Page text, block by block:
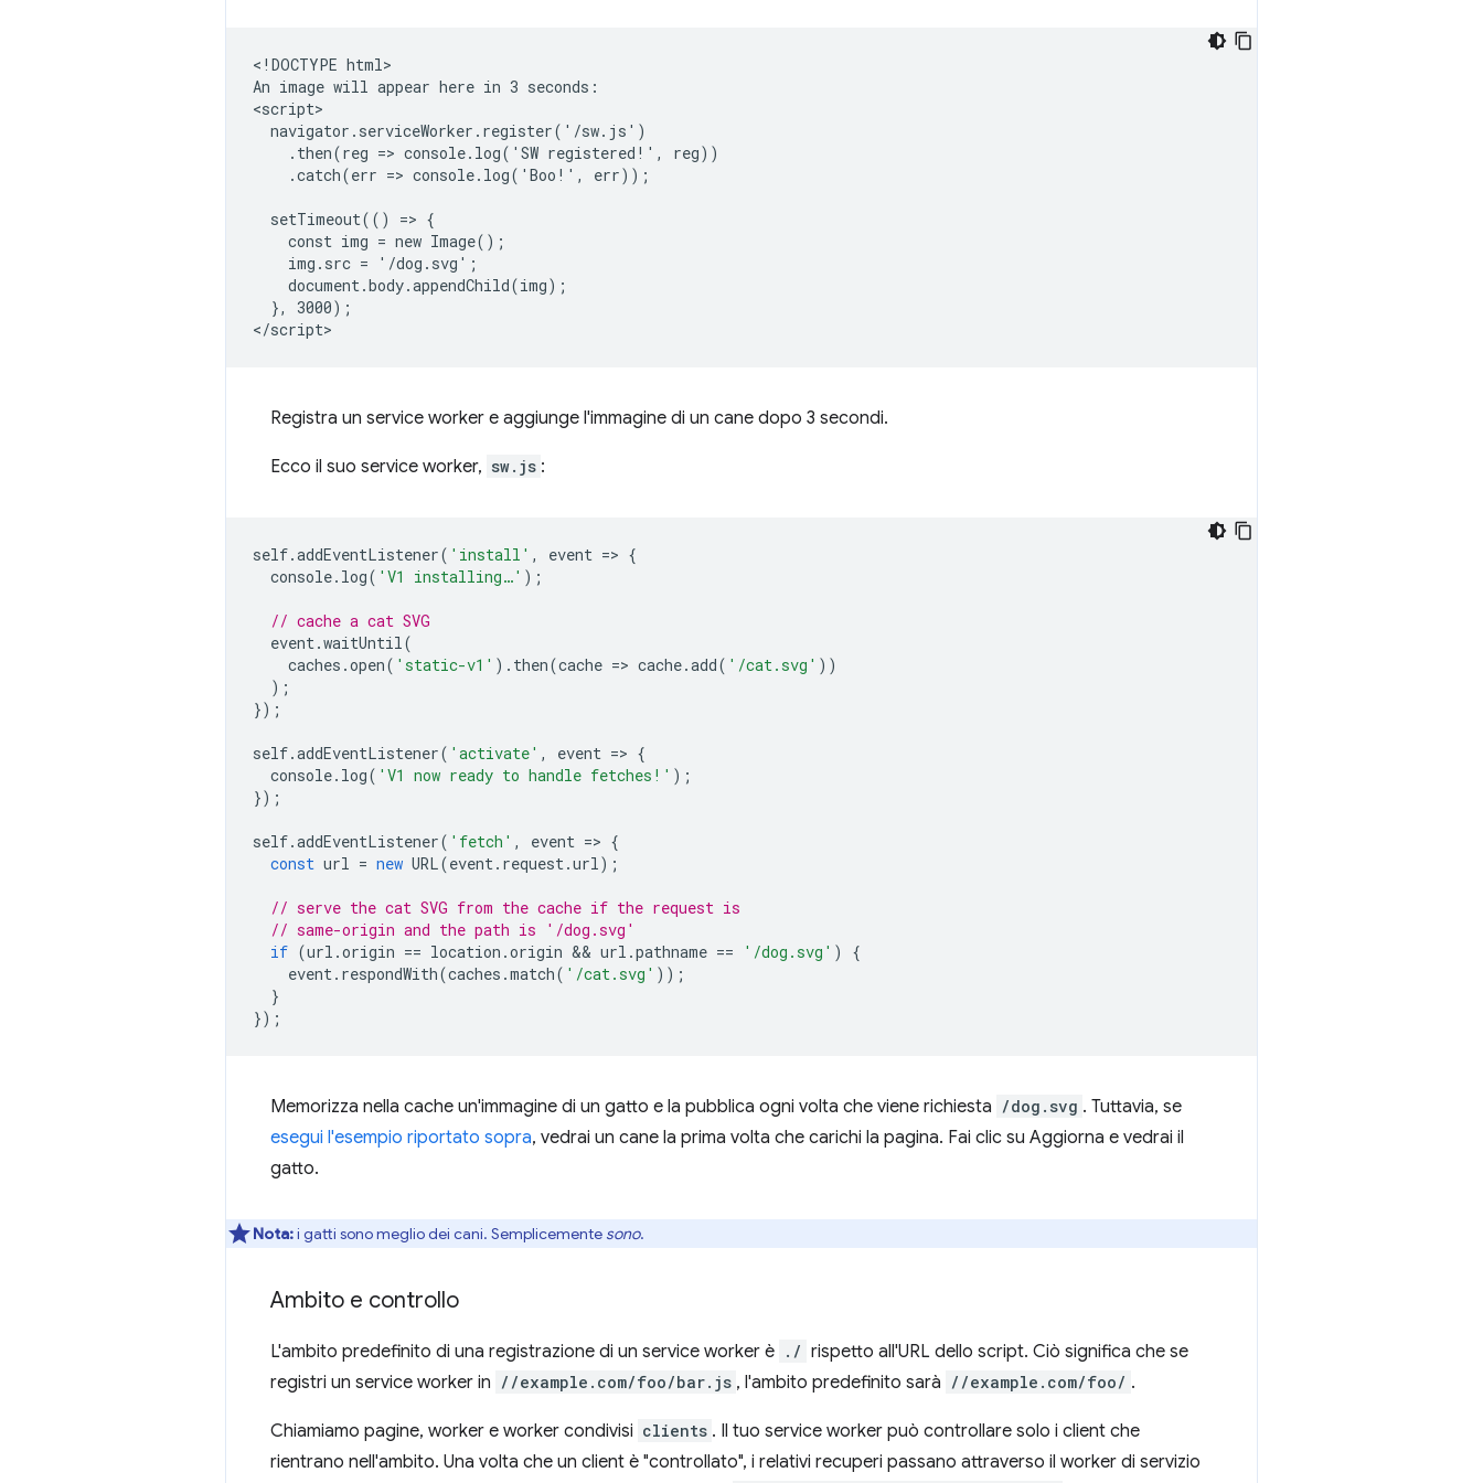
<!DOCTYPE html>
An image will appear here in 3 seconds:
<script>
  navigator.serviceWorker.register('/sw.js')
    .then(reg => console.log('SW registered!', reg))
    .catch(err => console.log('Boo!', err));
  setTimeout(() => {
    const img = new Image();
    img.src = '/dog.svg';
    document.body.appendChild(img);
  }, 3000);
Registra un service worker e aggiunge l'immagine di un cane dopo 3 secondi.
Ecco il suo service worker, sw.js :
self.addEventListener( 'install' , event => {
console. log( 'V1 installing…' );
// cache a cat SVG
event.waitUntil(
caches .open( 'static-v1' ). then(cache => cache.add( '/cat.svg' ))
);
});
self.addEventListener( 'activate' , event => {
console. log( 'V1 now ready to handle fetches!' );
});
self.addEventListener( 'fetch' , event => {
const url = new URL(event. request.url);
// serve the cat SVG from the cache if the request is
// same-origin and the path is '/dog.svg'
if (url .origin == location .origin && url .pathname == '/dog.svg' )
{
event. respondWith(caches .match( '/cat.svg' ));
}
});
Memorizza nella cache un'immagine di un gatto e la pubblica ogni volta che viene richiesta /dog.svg . Tuttavia, se
esegui l'esempio riportato sopra, vedrai un cane la prima volta che carichi la pagina. Fai clic su Aggiorna e vedrai il
gatto.
Nota:i gatti sono meglio dei cani. Semplicemente sono.
Ambito e controllo
L'ambito predefinito di una registrazione di un service worker è ./ rispetto all'URL dello script. Ciò significa che se
registri un service worker in //example.com/foo/bar.js , l'ambito predefinito sarà //example.com/foo/ .
Chiamiamo pagine, worker e worker condivisi clients . Il tuo service worker può controllare solo i client che
rientrano nell'ambito. Una volta che un client è "controllato", i relativi recuperi passano attraverso il worker di servizio